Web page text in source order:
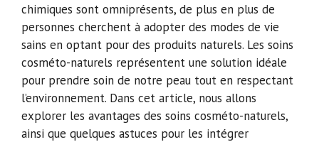
chimiques sont omniprésents, de plus en plus de
personnes cherchent à adopter des modes de vie
sains en optant pour des produits naturels. Les soins
cosméto-naturels représentent une solution idéale
pour prendre soin de notre peau tout en respectant
l’environnement. Dans cet article, nous allons
explorer les avantages des soins cosméto-naturels,
ainsi que quelques astuces pour les intégrer